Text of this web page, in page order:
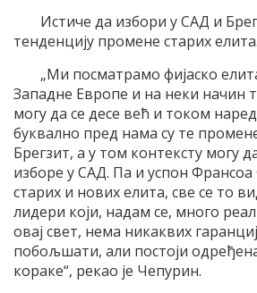
Истиче да избори у САД и
тенденцију промене старих елита.
„Ми посматрамо фијаско
Западне Европе и на неки начин
могу да се десе већ и током
буквално пред нама су те
Брегзит, а у том контексту могу
изборе у САД. Па и успон Франсоа
старих и нових елита, све се то
лидери који, надам се, много
овај свет, нема никаквих
побољшати, али постоји
кораке“, рекао је Чепурин.